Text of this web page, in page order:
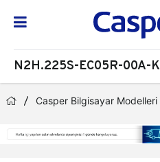
N2H.225S-EC05R-00A-K
Casper Bilgisayar Modelleri